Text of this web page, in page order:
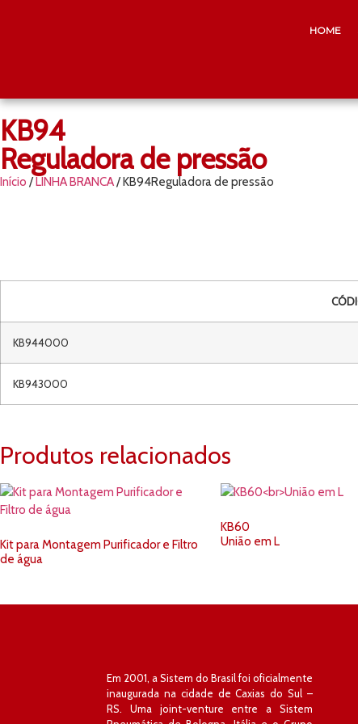
HOME
KB94
Reguladora de pressão
Início /LINHA BRANCA/ KB94Reguladora de pressão
KB944000
KB943000
Produtos relacionados
Kit para Montagem Purificador e Filtro
de água
KB60
União em L
Em 2001, a Sistem do Brasil foi oficialmente
inaugurada na cidade de Caxias do Sul –
RS. Uma joint-venture entre a Sistem